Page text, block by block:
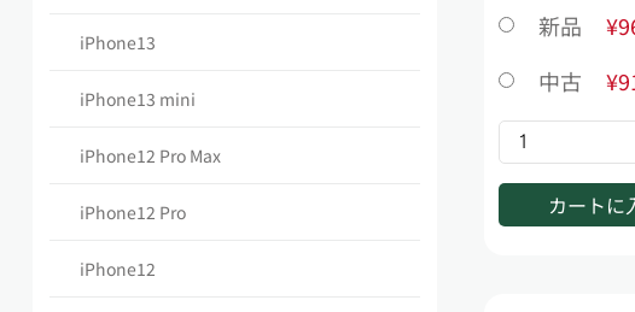
iPhone13
iPhone13 mini
iPhone12 Pro Max
iPhone12 Pro
iPhone12
新品
中古
カートに